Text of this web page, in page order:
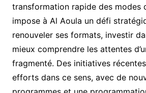
transformation rapide des modes
impose à Al Aoula un défi
renouveler ses formats, investir
mieux comprendre les attentes
fragmenté. Des initiatives
efforts dans ce sens, avec de